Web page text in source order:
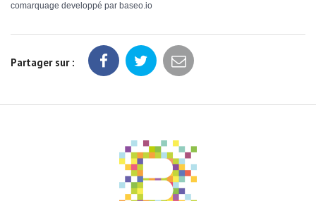
comarquage developpé par baseo.io
Partager sur :